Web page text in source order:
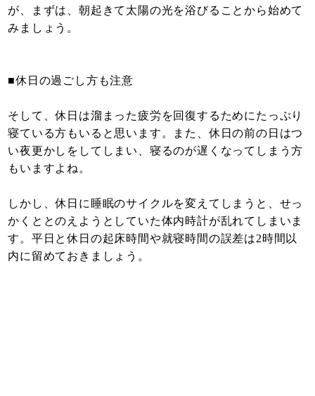
が、まずは、朝起きて太陽の光を浴びることから始めて
みましょう。
■休日の過ごし方も注意
そして、休日は溜まった疲労を回復するためにたっぷり
寝ている方もいると思います。また、休日の前の日はつ
い夜更かしをしてしまい、寝るのが遅くなってしまう方
もいますよね。
しかし、休日に睡眠のサイクルを変えてしまうと、せっ
かくととのえようとしていた体内時計が乱れてしまいま
す。平日と休日の起床時間や就寝時間の誤差は2時間以
内に留めておきましょう。